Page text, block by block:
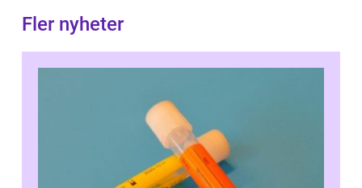
Fler nyheter